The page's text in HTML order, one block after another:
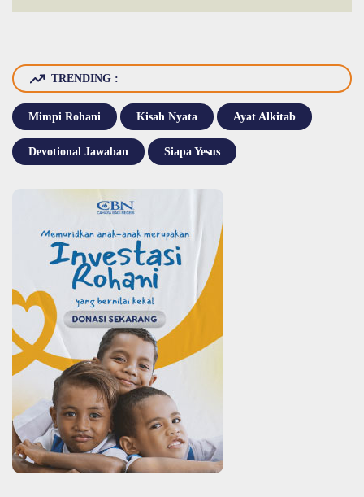
TRENDING :
Mimpi Rohani Kisah Nyata Ayat Alkitab
Devotional Jawaban Siapa Yesus